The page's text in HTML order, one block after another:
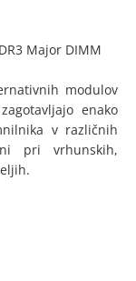
Major DIMM
modulov
enako
v različnih
pri vrhunskih,